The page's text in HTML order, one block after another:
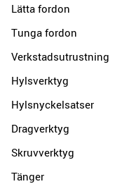
Lätta fordon
Tunga fordon
Verkstadsutrustning
Hylsverktyg
Hylsnyckelsatser
Dragverktyg
Skruvverktyg
Tänger